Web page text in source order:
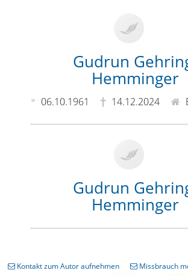
Gudrun
Hemminger
06.10.1961 14.12.2024
Gudrun
Hemminger
Kontakt zum Autor aufnehmen Missbrauch